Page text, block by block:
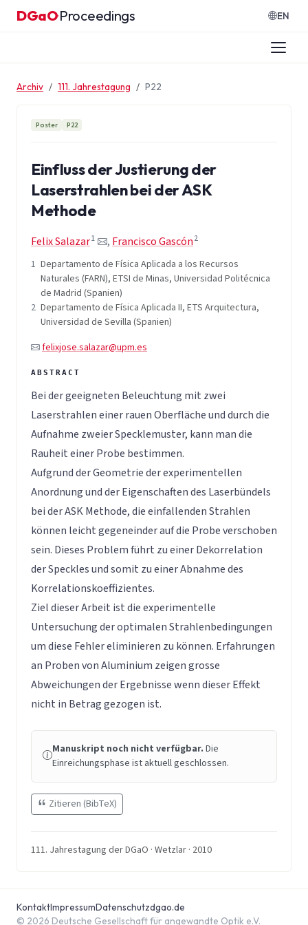
Zum Inhalt springen
DGaO·Proceedings EN
Archiv 111. Jahrestagung P22
Poster P22
Einfluss der Justierung der
Laserstrahlen bei der ASK
Methode
Felix Salazar1 , Francisco Gascón 2
1 Departamento de Física Aplicada a los Recursos
Naturales (FARN), ETSI de Minas, Universidad Politécnica
de Madrid (Spanien)
2 Departamento de Física Aplicada II, ETS Arquitectura,
Universidad de Sevilla (Spanien)
felixjose.salazar@upm.es
Bei der geeigneten Beleuchtung mit zwei
Laserstrahlen einer rauen Oberfläche und durch die
Aufnahme zweier Specklemuster, kann man die
Rauheit einer Probe bestimmen.
Aufgrund der Geometrie der experimentellen
Anordnung und der Eigenschaften des Laserbündels
bei der ASK Methode, die einfallenden Strahlen
können leicht gegeneinder auf die Probe verschoben
sein. Dieses Problem führt zu einer Dekorrelation
der Speckles und somit zu einer Abnahme des
Korrelationskoeffizientes.
Ziel dieser Arbeit ist die experimentelle
Untersuchung der optimalen Strahlenbedingungen
um diese Fehler eliminieren zu können. Erfahrungen
an Proben von Aluminium zeigen grosse
Abweichungen der Ergebnisse wenn dieser Effekt
nicht in Betrag gezogen ist.
Manuskript noch nicht verfügbar. Die
Einreichungsphase ist aktuell geschlossen.
Zitieren (BibTeX)
111. Jahrestagung der DGaO · Wetzlar · 2010
© 2026 Deutsche Gesellschaft für angewandte Optik e.V.
KontaktImpressumDatenschutzdgao.de